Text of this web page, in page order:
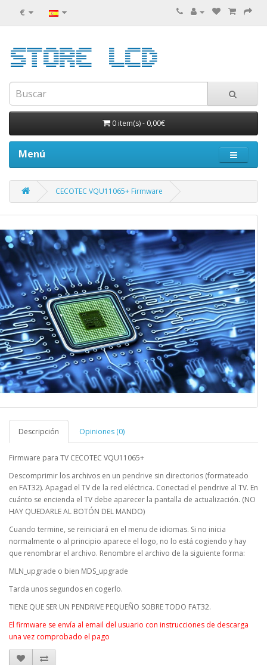
€
0 item(s)- 0,00€
Menú
CECOTEC VQU11065+ Firmware
Descripción Opiniones (0)
Firmware para TV CECOTEC VQU11065+
Descomprimir los archivos en un pendrive sin directorios (formateado
en FAT32). Apagad el TV de la red eléctrica. Conectad el pendrive al TV. En
cuánto se encienda el TV debe aparecer la pantalla de actualización. (NO
HAY QUEDARLE AL BOTÓN DEL MANDO)
Cuando termine, se reiniciará en el menu de idiomas. Si no inicia
normalmente o al principio aparece el logo, no lo está cogiendo y hay
que renombrar el archivo. Renombre el archivo de la siguiente forma:
MLN_upgrade o bien MDS_upgrade
Tarda unos segundos en cogerlo.
TIENE QUE SER UN PENDRIVE PEQUEÑO SOBRE TODO FAT32.
El firmware se envía al email del usuario con instrucciones de descarga
una vez comprobado el pago